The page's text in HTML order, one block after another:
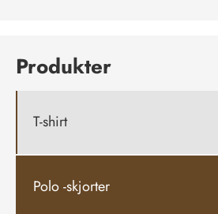
Produkter
T-shirt
Polo -skjorter